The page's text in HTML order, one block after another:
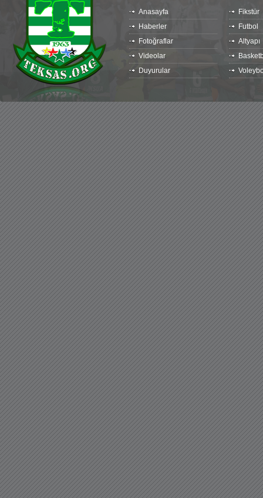
Anasayfa
Haberler
Fotoğraflar
Videolar
Duyurular
Fikstür
Futbol
Altyapı